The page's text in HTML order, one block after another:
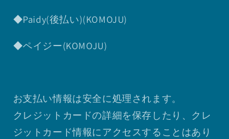
◆Paidy(後払い)(KOMOJU)
◆ペイジー(KOMOJU)
お支払い情報は安全に処理されます。
クレジットカードの詳細を保存したり、クレ
ジットカード情報にアクセスすることはあり